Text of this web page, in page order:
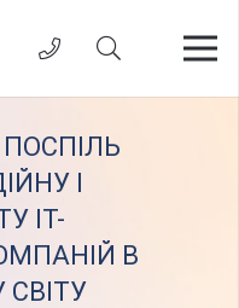
І
IT-
В
СВІТУ